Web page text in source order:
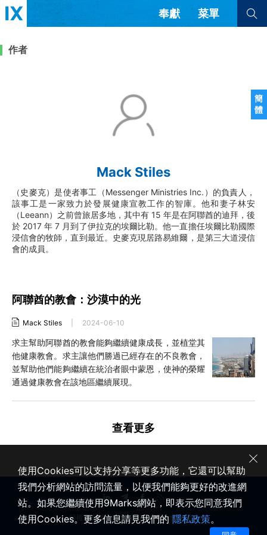
簡
體
奉獻 菜單
福音傳講與宣教 成員制與教會紀律
團契生活與禱告
查看全部
查看全部
正體中文
西班牙語
葡萄牙語
俄語
烏茲別克語
达里语
波斯語
法語
羅馬尼亞語
波蘭語
越南語
意大利語
德語
韓語
作者
Mack Stiles
（史麥克）是使者事工（Messenger Ministries Inc.）的負責人，
該事工是一家致力於發展健康宣教工作的智庫。他和妻子林安
（Leeann）之前曾旅居多地，其中有 15 年是在阿聯酋的迪拜，後
於 2017 年 7 月到了伊拉克的埃爾比勒。他一直擔任埃爾比勒國際
浸信會的牧師，直到最近。史麥克現居路易維爾，是第三大道浸信
會的成員。
阿聯酋的教會：沙漠中的光
Mack Stiles 2024-06-10
求主幫助阿聯酋的教會能夠繼續健康成長，並植堂其
他健康教會。求主讓他們勝過已經存在的不良教會，
並幫助他們能夠繼續在統治者眼中蒙恩，使神的榮耀
通過健康教會在該地區繼續展現。
查看更多
版權所有 © 2020-2026 健康教會九標誌
使用Cookies可以支持分享等更多功能，它還可以幫助
我們分析網站的訪問流量，以便我們能夠更好的改進網
站。如果您繼續使用9Marks網站，即表示您同意我們
使用Cookies。更多信息請見我們的 隱私政策。